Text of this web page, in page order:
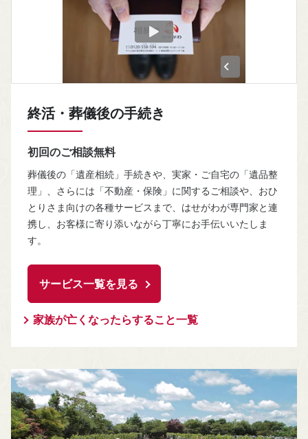
終活・葬儀後の手続き
初回のご相談無料
葬儀後の「遺産相続」手続きや、実家・ご自宅の「遺品整
理」、さらには「不動産・保険」に関するご相談や、おひ
とりさま向けの各種サービスまで、はせがわが専門家と連
携し、お客様に寄り添いながら丁寧にお手伝いいたしま
す。
サービス一覧を見る
家族が亡くなったらすること一覧